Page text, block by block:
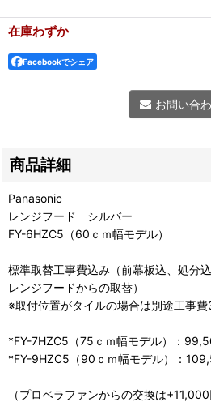
在庫わずか
Facebookでシェア
お問い合
商品詳細
Panasonic
レンジフード シルバー
FY-6HZC5（60ｃｍ幅モデル）
標準取替工事費込み（前幕板込、処分
レンジフードからの取替）
※取付位置がタイルの場合は別途工事
*FY-7HZC5（75ｃｍ幅モデル）：
*FY-9HZC5（90ｃｍ幅モデル）：
（プロペラファンからの交換は+11,000